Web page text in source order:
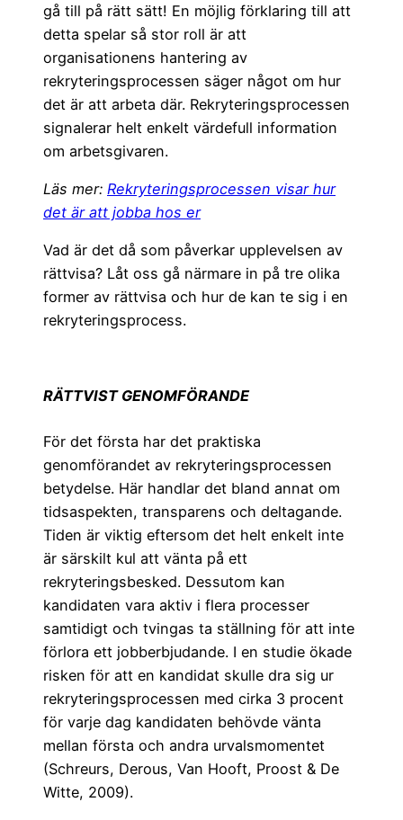
gå till på rätt sätt! En möjlig förklaring till att
detta spelar så stor roll är att
organisationens hantering av
rekryteringsprocessen säger något om hur
det är att arbeta där. Rekryteringsprocessen
signalerar helt enkelt värdefull information
om arbetsgivaren.
Läs mer: Rekryteringsprocessen visar hur
det är att jobba hos er
Vad är det då som påverkar upplevelsen av
rättvisa? Låt oss gå närmare in på tre olika
former av rättvisa och hur de kan te sig i en
rekryteringsprocess.
RÄTTVIST GENOMFÖRANDE
För det första har det praktiska
genomförandet av rekryteringsprocessen
betydelse. Här handlar det bland annat om
tidsaspekten, transparens och deltagande.
Tiden är viktig eftersom det helt enkelt inte
är särskilt kul att vänta på ett
rekryteringsbesked. Dessutom kan
kandidaten vara aktiv i flera processer
samtidigt och tvingas ta ställning för att inte
förlora ett jobberbjudande. I en studie ökade
risken för att en kandidat skulle dra sig ur
rekryteringsprocessen med cirka 3 procent
för varje dag kandidaten behövde vänta
mellan första och andra urvalsmomentet
(Schreurs, Derous, Van Hooft, Proost & De
Witte, 2009).